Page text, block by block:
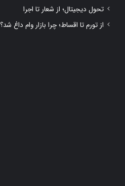
تحول دیجیتال؛ از شعار تا اجرا
از تورم تا اقساط؛ چرا بازار وام داغ شد؟